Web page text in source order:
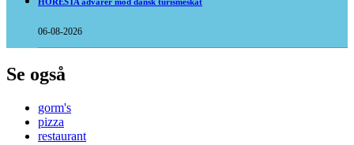
06-08-2026
Se også
gorm's
pizza
restaurant